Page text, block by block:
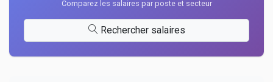
Comparez les salaires par poste et secteur
Rechercher salaires